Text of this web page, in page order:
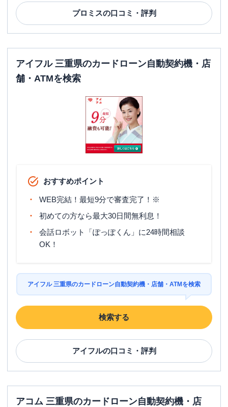
プロミスの口コミ・評判
アイフル 三重県のカードローン自動契約機・店
舗・ATMを検索
おすすめポイント
WEB完結！最短9分で審査完了！※
初めての方なら最大30日間無利息！
会話ロボット「ぽっぽくん」に24時間相談
OK！
アイフル 三重県のカードローン自動契約機・店舗・ATMを検索
検索する
アイフルの口コミ・評判
アコム 三重県のカードローン自動契約機・店